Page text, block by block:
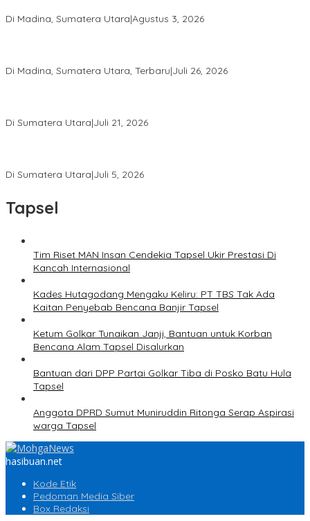
Di Madina, Sumatera Utara|Agustus 3, 2026
Di Madina, Sumatera Utara, Terbaru|Juli 26, 2026
Di Sumatera Utara|Juli 21, 2026
Di Sumatera Utara|Juli 5, 2026
Tapsel
Tim Riset MAN Insan Cendekia Tapsel Ukir Prestasi Di
Kancah Internasional
Kades Hutagodang Mengaku Keliru: PT TBS Tak Ada
Kaitan Penyebab Bencana Banjir Tapsel
Ketum Golkar Tunaikan Janji, Bantuan untuk Korban
Bencana Alam Tapsel Disalurkan
Bantuan dari DPP Partai Golkar Tiba di Posko Batu Hula
Tapsel
Anggota DPRD Sumut Muniruddin Ritonga Serap Aspirasi
warga Tapsel
hasibuan.net
Kode Etik
Pedoman Media Siber
Box Redaksi